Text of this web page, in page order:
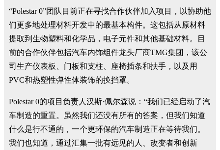
“Polestar 0”团队目前正在寻找合作伙伴加入项目，以协助他
们更多地处理材料开发中的最基本构件。这包括从原材料
提取到生物塑料和化学品，电子元件和其他基础材料。目
前的合作伙伴包括汽车内饰组件龙头厂商TMG集团，该公
司生产仪表板、门板和支柱、座椅插条和扶手，以及用
PVC和热塑性弹性体装饰的换挡罩。
Polestar 0的项目负责人汉斯·佩尔森说：“我们已经启动了汽
车制造的重置。虽然我们还没有所有的答案，但我们知道
什么是行不通的，一个更环保的汽车制造正在等待我们。
我们也知道，通过汇集一批有远见的人、改变者和创新